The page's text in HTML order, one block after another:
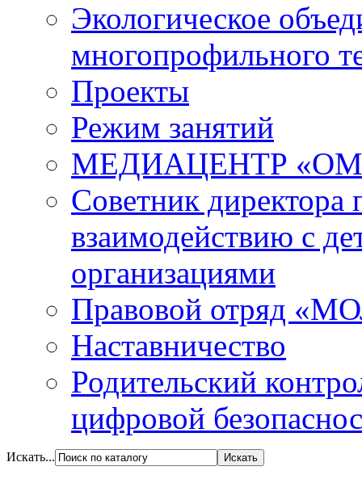
Экологическое
многопрофильного
Проекты
Режим занятий
МЕДИАЦЕНТР
Советник
взаимодействию с
организациями
Правовой отряд
Наставничество
Родительский
цифровой
Искать...